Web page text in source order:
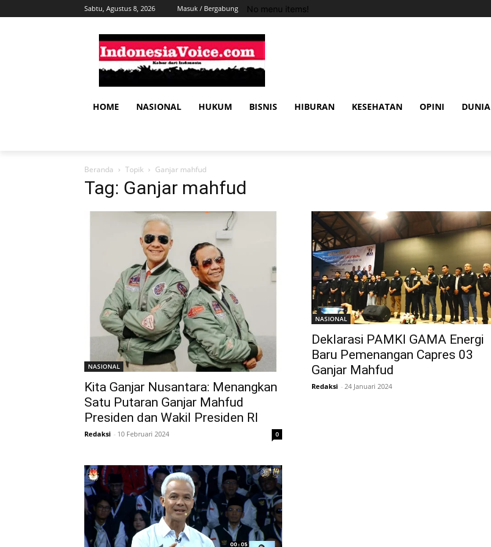
Sabtu, Agustus 8, 2026 Masuk / Bergabung No menu items!
HOME NASIONAL HUKUM BISNIS HIBURAN KESEHATAN OPINI DUNIA
Beranda Topik Ganjar mahfud
Tag: Ganjar mahfud
NASIONAL
Kita Ganjar Nusantara: Menangkan
Satu Putaran Ganjar Mahfud
Presiden dan Wakil Presiden RI
Redaksi - 10 Februari 2024 0
NASIONAL
Deklarasi PAMKI GAMA Energi
Baru Pemenangan Capres 03
Ganjar Mahfud
Redaksi - 24 Januari 2024